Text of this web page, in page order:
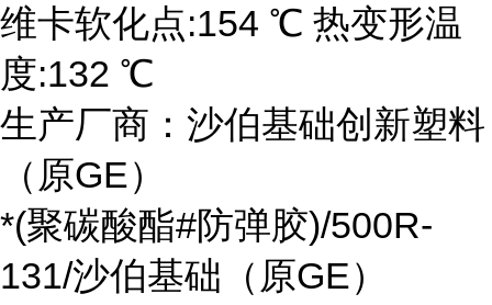
维卡软化点:154 ℃ 热变形温
度:132 ℃
生产厂商：沙伯基础创新塑料
（原GE）
*(聚碳酸酯#防弹胶)/500R-
131/沙伯基础（原GE）